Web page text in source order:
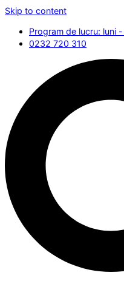
Skip to content
Program de lucru: luni
0232 720 310